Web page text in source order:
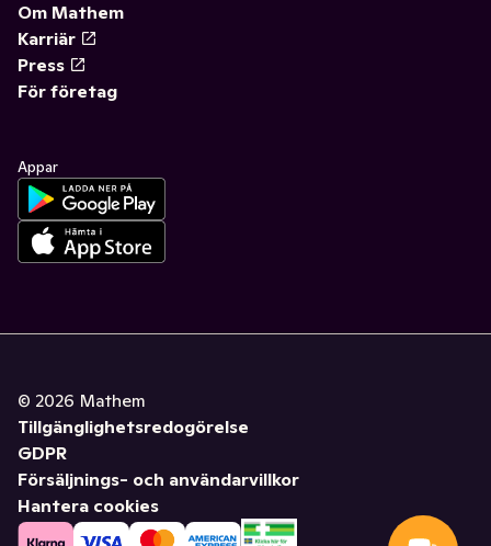
Om Mathem
Karriär
Press
För företag
Appar
© 2026 Mathem
Tillgänglighetsredogörelse
GDPR
Försäljnings- och användarvillkor
Hantera cookies